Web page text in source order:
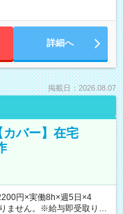
詳細へ
掲載日：2026.08.07
バー】在宅
円×実働8h×週5日×4
ません。※給与即受取りサ